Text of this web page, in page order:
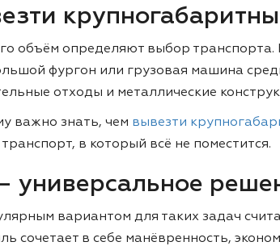
объём определяют выбор
фургон или грузовая машина
отходы и металлические
важно знать, чем вывезти
в который всё не поместится.
универсальное
вариантом для таких задач
сочетает в себе манёвренность,